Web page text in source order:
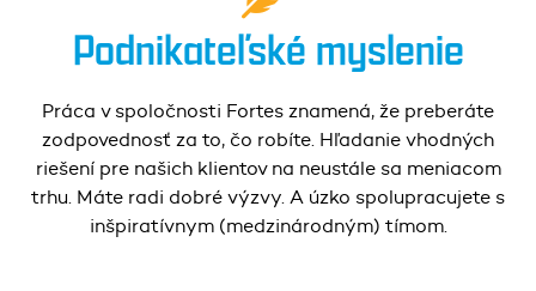
Podnikateľské myslenie
Práca v spoločnosti Fortes znamená, že preberáte
zodpovednosť za to, čo robíte. Hľadanie vhodných
riešení pre našich klientov na neustále sa meniacom
trhu. Máte radi dobré výzvy. A úzko spolupracujete s
inšpiratívnym (medzinárodným) tímom.